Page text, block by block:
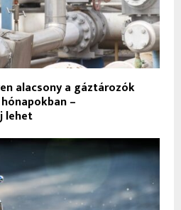
alacsony a gáztározók
–
lehet